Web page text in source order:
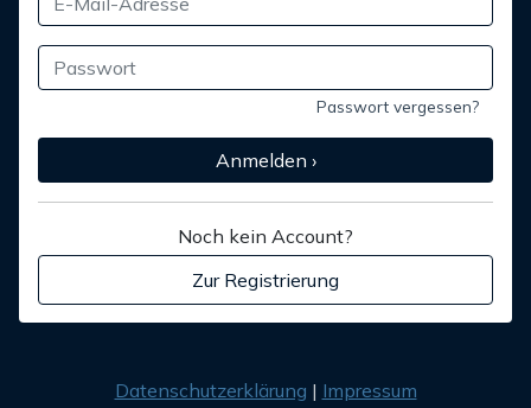
Passwort vergessen?
Anmelden ›
Noch kein Account?
Zur Registrierung
Datenschutzerklärung
Impressum